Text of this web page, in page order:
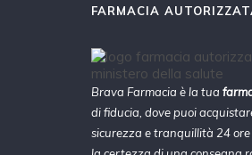
FARMACIA
Brava Farmacia è la tua
di fiducia, dove puoi
sicurezza e tranquillità 24 ore